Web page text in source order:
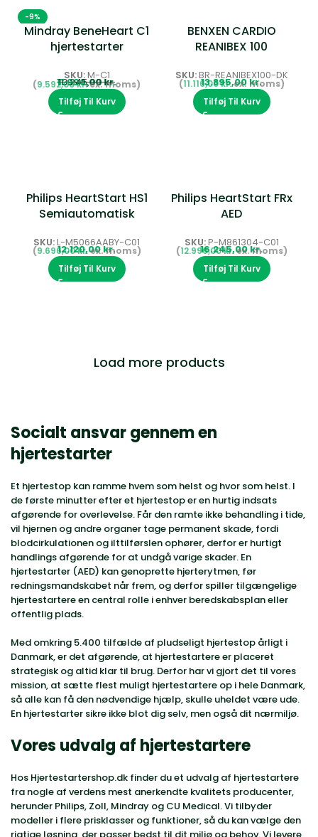
-9%
Mindray BeneHeart C1
hjertestarter
SKU:M-C1
13.245,00kr.
11.990,00kr.
9.592,00kr.
Tilføj Til Kurv
BENXEN CARDIO
REANIBEX 100
SKU:BR-REANIBEX100-DK
kr.
11.116,00kr.
Tilføj Til Kurv
Philips HeartStart HS1
Semiautomatisk
SKU:L-M5066AABY-C01
kr.
9.696,00kr.
Tilføj Til Kurv
Philips HeartStart FRx
AED
SKU:P-M861304-C01
kr.
12.996,00kr.
Tilføj Til Kurv
Load more products
Socialt ansvar gennem en
hjertestarter
Et hjertestop kan ramme hvem som helst og hvor som helst. I
de første minutter efter et hjertestop er en hurtig indsats
afgørende for overlevelse. Får den ramte ikke behandling i tide,
vil hjernen og andre organer tage permanent skade, fordi
blodcirkulationen og ilttilførslen ophører, derfor er hurtigt
handlings afgørende for at undgå varige skader. En
hjertestarter (AED) kan genoprette hjerterytmen, før
redningsmandskabet når frem, og derfor spiller tilgængelige
hjertestartere en central rolle i enhver beredskabsplan eller
offentlig plads.
Med omkring 5.400 tilfælde af pludseligt hjertestop årligt i
Danmark, er det afgørende, at hjertestartere er placeret
strategisk og altid klar til brug. Derfor har vi gjort det til vores
mission, at sætte flest muligt hjertestartere op i hele Danmark,
så alle kan få den nødvendige hjælp, skulle uheldet være ude.
En hjertestarter sikre ikke blot dig selv, men også dit nærmiljø.
Vores udvalg af hjertestartere
Hos Hjertestartershop.dk finder du et udvalg af hjertestartere
fra nogle af verdens mest anerkendte kvalitets producenter,
herunder Philips, Zoll, Mindray og CU Medical. Vi tilbyder
modeller i flere prisklasser og funktioner, så du kan vælge den